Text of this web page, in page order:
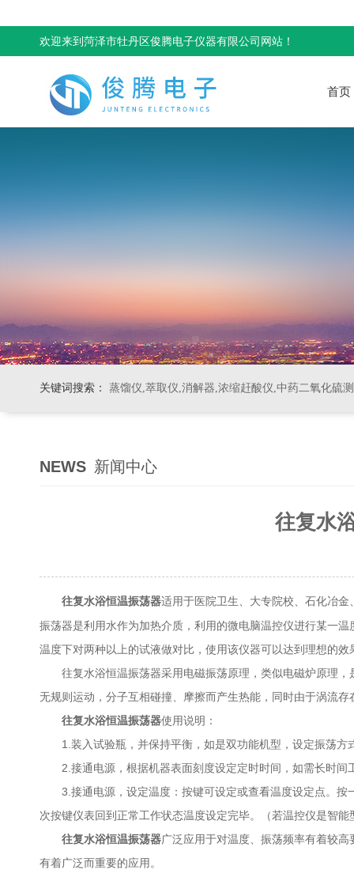
欢迎来到菏泽市牡丹区俊腾电子仪器有限公司网站！
首页
关键词搜索： 蒸馏仪,萃取仪,消解器,浓缩赶酸仪,中药二氧化硫
NEWS 新闻中心
往复水
往复水浴恒温振荡器适用于医院卫生、大专院校、石化冶
振荡器是利用水作为加热介质，利用的微电脑温控仪进行某一
温度下对两种以上的试液做对比，使用该仪器可以达到理想的效
往复水浴恒温振荡器采用电磁振荡原理，类似电磁炉原理，
无规则运动，分子互相碰撞、摩擦而产生热能，同时由于涡流
往复水浴恒温振荡器使用说明：
1.装入试验瓶，并保持平衡，如是双功能机型，设定振荡方
2.接通电源，根据机器表面刻度设定定时时间，如需长时间
3.接通电源，设定温度：按键可设定或查看温度设定点。按
次按键仪表回到正常工作状态温度设定完毕。（若温控仪是智
往复水浴恒温振荡器广泛应用于对温度、振荡频率有着较
有着广泛而重要的应用。